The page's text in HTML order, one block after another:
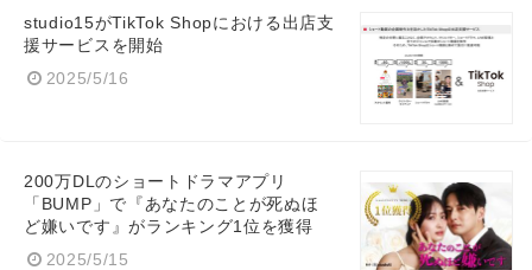
studio15がTikTok Shopにおける出店支
援サービスを開始
2025/5/16
200万DLのショートドラマアプリ
「BUMP」で『あなたのことが死ぬほ
ど嫌いです』がランキング1位を獲得
2025/5/15